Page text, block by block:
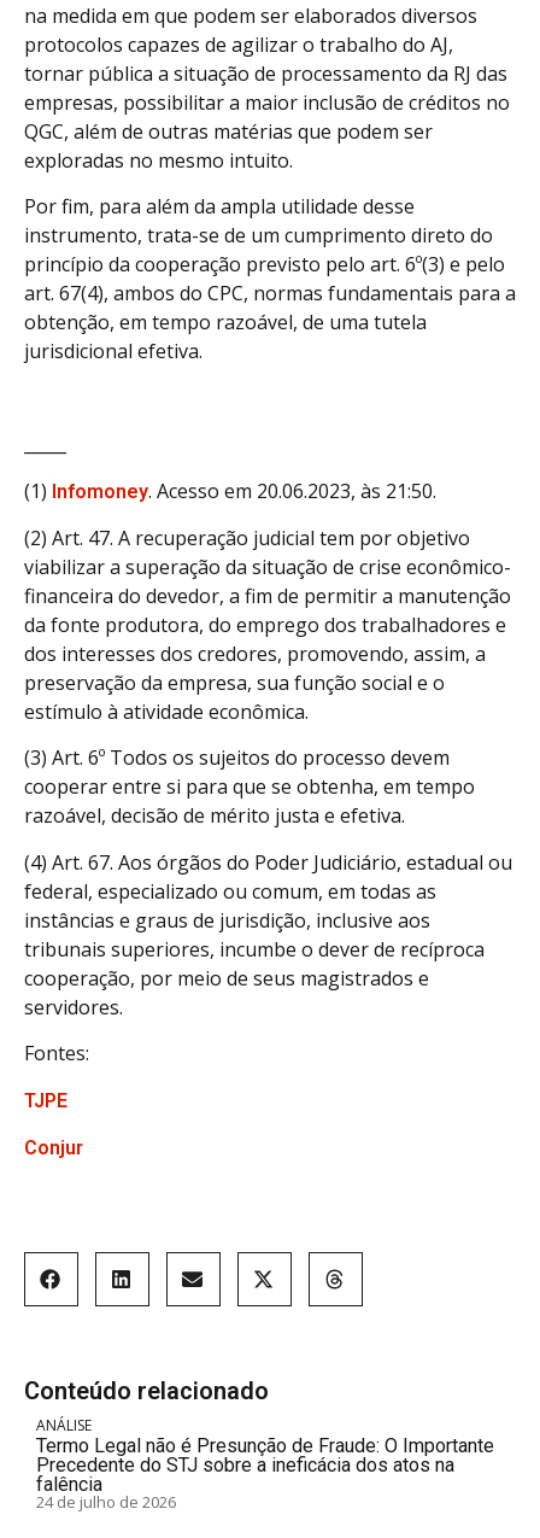
na medida em que podem ser elaborados diversos
protocolos capazes de agilizar o trabalho do AJ,
tornar pública a situação de processamento da RJ das
empresas, possibilitar a maior inclusão de créditos no
QGC, além de outras matérias que podem ser
exploradas no mesmo intuito.
Por fim, para além da ampla utilidade desse
instrumento, trata-se de um cumprimento direto do
princípio da cooperação previsto pelo art. 6º(3) e pelo
art. 67(4), ambos do CPC, normas fundamentais para a
obtenção, em tempo razoável, de uma tutela
jurisdicional efetiva.
(1) Infomoney. Acesso em 20.06.2023, às 21:50.
(2) Art. 47. A recuperação judicial tem por objetivo
viabilizar a superação da situação de crise econômico-
financeira do devedor, a fim de permitir a manutenção
da fonte produtora, do emprego dos trabalhadores e
dos interesses dos credores, promovendo, assim, a
preservação da empresa, sua função social e o
estímulo à atividade econômica.
(3) Art. 6º Todos os sujeitos do processo devem
cooperar entre si para que se obtenha, em tempo
razoável, decisão de mérito justa e efetiva.
(4) Art. 67. Aos órgãos do Poder Judiciário, estadual ou
federal, especializado ou comum, em todas as
instâncias e graus de jurisdição, inclusive aos
tribunais superiores, incumbe o dever de recíproca
cooperação, por meio de seus magistrados e
servidores.
Fontes:
TJPE
Conjur
Conteúdo relacionado
ANÁLISE
Termo Legal não é Presunção de Fraude: O Importante
Precedente do STJ sobre a ineficácia dos atos na
falência
24 de julho de 2026